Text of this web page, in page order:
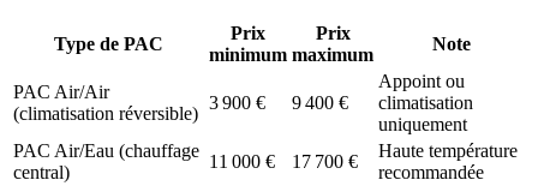
Type de PAC
Prix
minimum
Prix
maximum
Note
PAC Air/Air
(climatisation réversible)
3 900 € 9 400 €
Appoint ou
climatisation
uniquement
PAC Air/Eau (chauffage
central)
11 000 € 17 700 €
Haute température
recommandée